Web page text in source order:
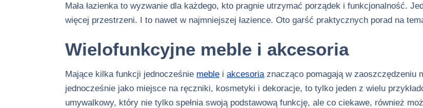
Mała łazienka to wyzwanie dla każdego, kto pragnie utrzymać porządek i funkcjonalność.
więcej przestrzeni. I to nawet w najmniejszej łazience. Oto garść praktycznych porad na
Wielofunkcyjne meble i akcesoria
Mające kilka funkcji jednocześnie meble iakcesoria znacząco pomagają w zaoszczędzeniu
jednocześnie jako miejsce na ręczniki, kosmetyki i dekoracje, to tylko jeden z wielu
umywalkowy, który nie tylko spełnia swoją podstawową funkcję, ale co ciekawe, również